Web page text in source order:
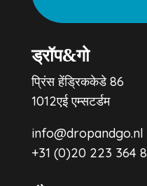
ड्रॉप&गो
प्रिंस हेंड्रिककेडे 86
1012एई एम्सटर्डम
info@dropandgo.nl
+31 (0)20 223 364 8